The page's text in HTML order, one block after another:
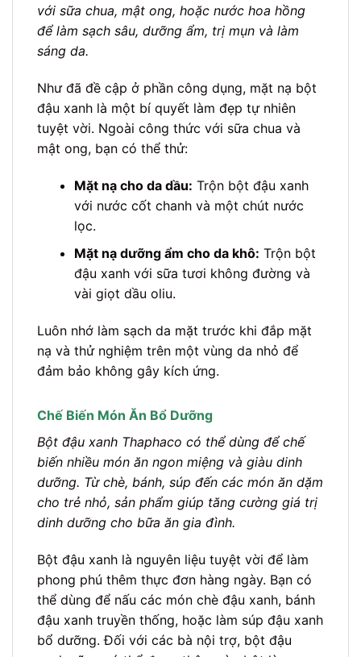
với sữa chua, mật ong, hoặc nước hoa hồng
để làm sạch sâu, dưỡng ẩm, trị mụn và làm
sáng da.
Như đã đề cập ở phần công dụng, mặt nạ bột
đậu xanh là một bí quyết làm đẹp tự nhiên
tuyệt vời. Ngoài công thức với sữa chua và
mật ong, bạn có thể thử:
Mặt nạ cho da dầu: Trộn bột đậu xanh
với nước cốt chanh và một chút nước
lọc.
Mặt nạ dưỡng ẩm cho da khô: Trộn bột
đậu xanh với sữa tươi không đường và
vài giọt dầu oliu.
Luôn nhớ làm sạch da mặt trước khi đắp mặt
nạ và thử nghiệm trên một vùng da nhỏ để
đảm bảo không gây kích ứng.
Chế Biến Món Ăn Bổ Dưỡng
Bột đậu xanh Thaphaco có thể dùng để chế
biến nhiều món ăn ngon miệng và giàu dinh
dưỡng. Từ chè, bánh, súp đến các món ăn dặm
cho trẻ nhỏ, sản phẩm giúp tăng cường giá trị
dinh dưỡng cho bữa ăn gia đình.
Bột đậu xanh là nguyên liệu tuyệt vời để làm
phong phú thêm thực đơn hàng ngày. Bạn có
thể dùng để nấu các món chè đậu xanh, bánh
đậu xanh truyền thống, hoặc làm súp đậu xanh
bổ dưỡng. Đối với các bà nội trợ, bột đậu